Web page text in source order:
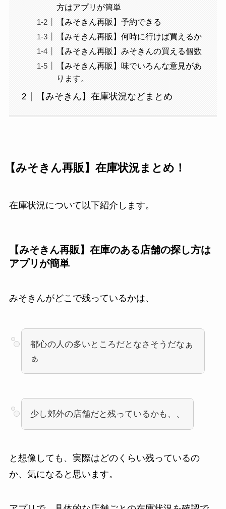
方はアプリが簡単
【みそきん再販】予約できる
【みそきん再販】何時に行けば買えるか
【みそきん再販】みそきんの買える個数
【みそきん再販】味でいろんな意見があ
ります。
【みそきん】在庫状況などまとめ
【みそきん再販】在庫状況まとめ！
在庫状況について以下紹介します。
【みそきん再販】在庫のある店舗の探し方は
アプリが簡単
みそきんがどこで残っているかは、
都心の人の多いところだとなさそうだなぁ
ぁ
少し郊外の店舗だと残っているかも、、
と想像しても、実際はどのくらい残っているの
か、気になると思います。